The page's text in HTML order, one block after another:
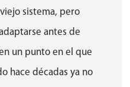
sistema, pero
antes de
un punto en el que
hace décadas ya no